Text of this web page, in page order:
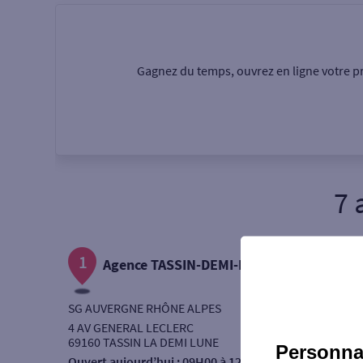
Autour de moi
Gagnez du temps, ouvrez en ligne votre
7
1 Agence TASSIN-DEMI-LUNE
SG AUVERGNE RHÔNE ALPES
4 AV GENERAL LECLERC
69160 TASSIN LA DEMI LUNE